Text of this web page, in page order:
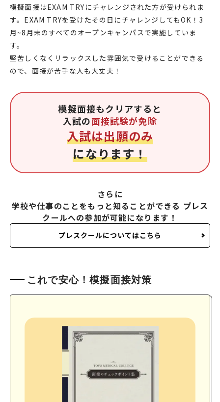
模擬面接はEXAM TRYにチャレンジされた方が受けられま
す。EXAM TRYを受けたその日にチャレンジしてもOK！3
月~8月末のすべてのオープンキャンパスで実施していま
す。
堅苦しくなくリラックスした雰囲気で受けることができる
ので、面接が苦手な人も大丈夫！
模擬面接もクリアすると
入試の面接試験が免除
入試は出願のみ
になります！
さらに
学校や仕事のことをもっと知ることができる プレス
クールへの参加が可能になります！
プレスクールについてはこちら
これで安心！模擬面接対策